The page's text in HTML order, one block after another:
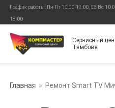
Перейти
содержимому
График работы: Пн-Пт 10:00-19:00, Сб-Вс
18:00
Сервисный
Тамбове
Главная Ремонт Smart TV